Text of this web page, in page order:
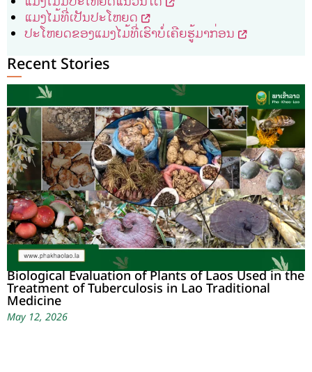
ແມງໄມ້ທີ່ເປັນປະໂຫຍດ
ປະໂຫຍດຂອງແມງໄມ້ທີ່ເຮົາບໍ່ເຄີຍຮູ້ມາກ່ອນ
Recent Stories
Biological Evaluation of Plants of Laos Used in the
Treatment of Tuberculosis in Lao Traditional
Medicine
May 12, 2026